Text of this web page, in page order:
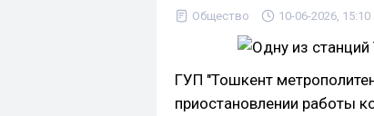
Общество 10-06-2026, 15:10
ГУП "Тошкент
приостановлении работы